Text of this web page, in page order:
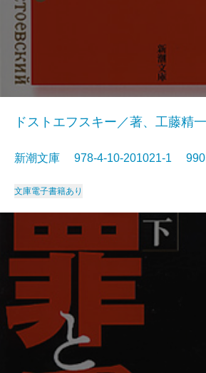
ドストエフスキー／著、工藤精
新潮文庫 978-4-10-201021-1
文庫電子書籍あり